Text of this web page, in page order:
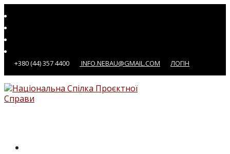
до
вмісту
+380 (44) 357 4400 INFO.NEBAU@GMAIL.COM ЛОГІН